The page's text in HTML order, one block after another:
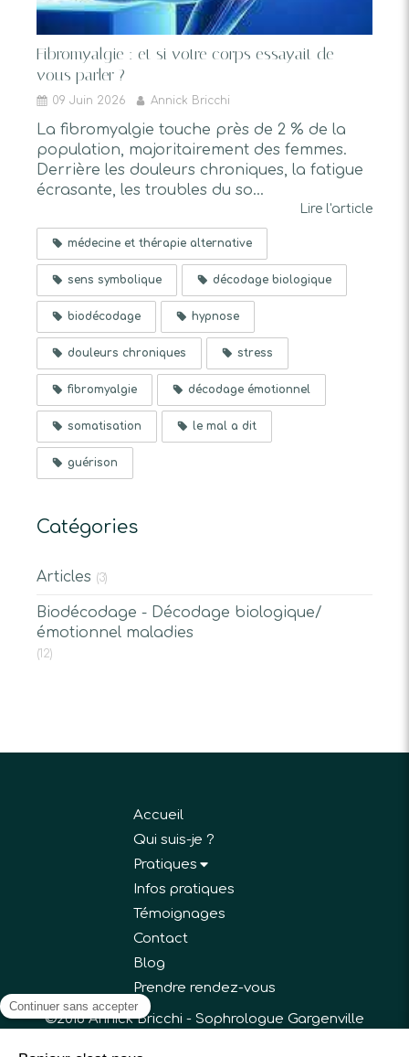
Fibromyalgie : et si votre corps essayait de
vous parler ?
09 Juin 2026 Annick Bricchi
La fibromyalgie touche près de 2 % de la
population, majoritairement des femmes.
Derrière les douleurs chroniques, la fatigue
écrasante, les troubles du so...
Lire l'article
médecine et thérapie alternative
sens symbolique décodage biologique
biodécodage hypnose
douleurs chroniques stress
fibromyalgie décodage émotionnel
somatisation le mal a dit
guérison
Catégories
Articles (3)
Biodécodage - Décodage biologique/
émotionnel maladies
(12)
Accueil
Qui suis-je ?
Pratiques
Infos pratiques
Témoignages
Contact
Blog
Prendre rendez-vous
©2018 Annick Bricchi - Sophrologue Gargenville